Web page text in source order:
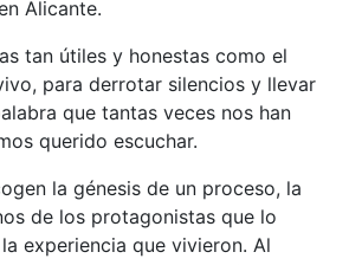
Alicante.
tan útiles y honestas como el
para derrotar silencios y llevar
que tantas veces nos han
querido escuchar.
la génesis de un proceso, la
de los protagonistas que lo
experiencia que vivieron. Al